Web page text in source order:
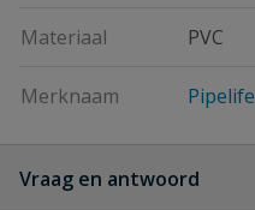
Materiaal PVC
Merknaam Pipelife
Vraag en antwoord